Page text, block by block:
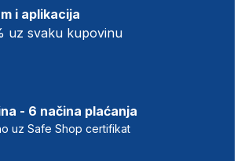
i aplikacija
uz svaku kupovinu
- 6 načina plaćanja
uz Safe Shop certifikat